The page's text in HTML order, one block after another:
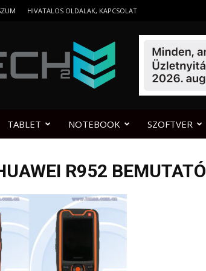
HIVATALOS OLDALAK, KAPCSOLAT
TABLET NOTEBOOK SZOFTVER
R952 BEMUTATÓ